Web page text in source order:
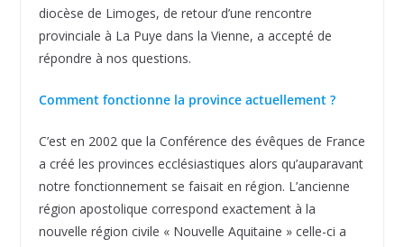
diocèse de Limoges, de retour d’une rencontre
provinciale à La Puye dans la Vienne, a accepté de
répondre à nos questions.
Comment fonctionne la province actuellement ?
C’est en 2002 que la Conférence des évêques de France
a créé les provinces ecclésiastiques alors qu’auparavant
notre fonctionnement se faisait en région. L’ancienne
région apostolique correspond exactement à la
nouvelle région civile « Nouvelle Aquitaine » celle-ci a